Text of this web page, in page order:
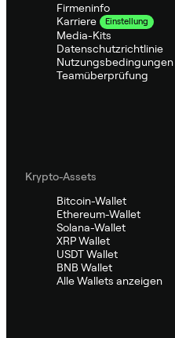
Firmeninfo
Karriere
Einstellung
Media-Kits
Datenschutzrichtlinie
Nutzungsbedingungen
Teamüberprüfung
Krypto-Assets
Bitcoin-Wallet
Ethereum-Wallet
Solana-Wallet
XRP Wallet
USDT Wallet
BNB Wallet
Alle Wallets anzeigen